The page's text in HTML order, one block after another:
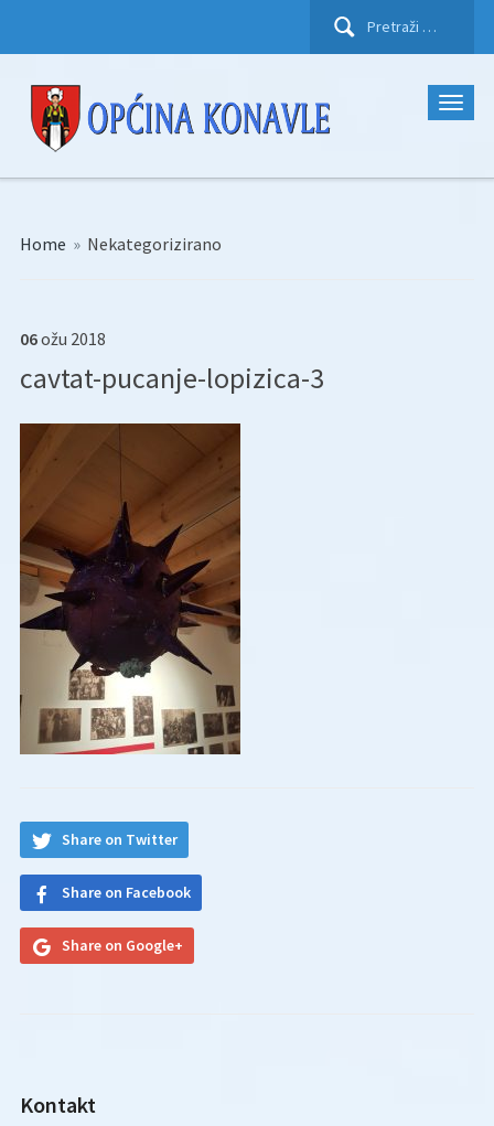
Pretraži:
Home » Nekategorizirano
06ožu 2018
cavtat-pucanje-lopizica-3
Share on Twitter
Share on Facebook
Share on Google+
Kontakt